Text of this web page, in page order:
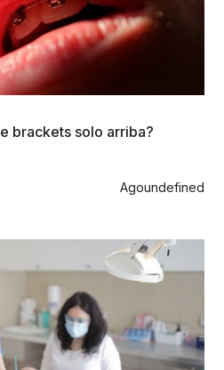
brackets solo arriba?
Agoundefined